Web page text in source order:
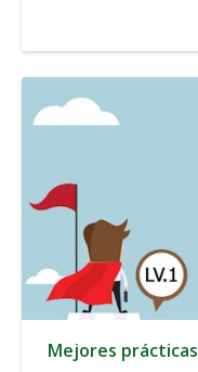
Mejores prácticas